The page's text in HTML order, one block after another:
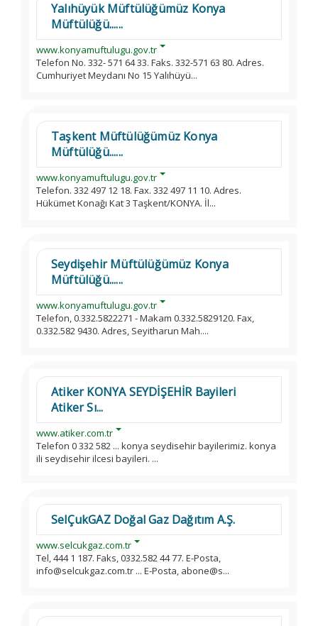
Yalıhüyük Müftülüğümüz Konya
Müftülüğü......
www.konyamuftulugu.gov.tr
Telefon No. 332- 571 64 33. Faks. 332-571 63 80. Adres.
Cumhuriyet Meydanı No 15 Yalıhüyü...
Taşkent Müftülüğümüz Konya
Müftülüğü......
www.konyamuftulugu.gov.tr
Telefon. 332 497 12 18. Fax. 332 497 11 10. Adres.
Hükümet Konağı Kat 3 Taşkent/KONYA. İl...
Seydişehir Müftülüğümüz Konya
Müftülüğü......
www.konyamuftulugu.gov.tr
Telefon, 0.332.5822271 - Makam 0.332.5829120. Fax,
0.332.582 9430. Adres, Seyitharun Mah....
Atiker KONYA SEYDİŞEHİR Bayileri
Atiker Sı...
www.atiker.com.tr
Telefon 0 332 582 ... konya seydisehir bayilerimiz. konya
ili seydisehir ilcesi bayileri. ...
SelÇukGAZ Doğal Gaz Dağıtım A.Ş.
www.selcukgaz.com.tr
Tel, 444 1 187. Faks, 0332.582 44 77. E-Posta,
info@selcukgaz.com.tr ... E-Posta, abone@s...